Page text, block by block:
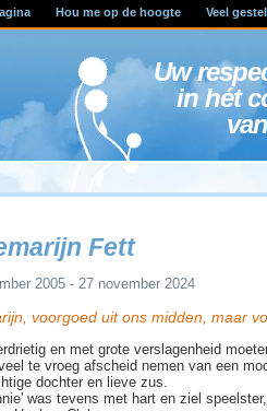
Hou me op de hoogte Veel
Uw
in hét
Fett
2005 - 27 november 2024
voorgoed uit ons midden, maar
en met grote verslagenheid
te vroeg afscheid nemen van een
dochter en lieve zus.
was tevens met hart en ziel